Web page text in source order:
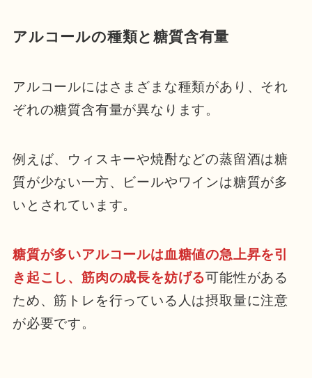
アルコールの種類と糖質含有量
アルコールにはさまざまな種類があり、それ
ぞれの糖質含有量が異なります。
例えば、ウィスキーや焼酎などの蒸留酒は糖
質が少ない一方、ビールやワインは糖質が多
いとされています。
糖質が多いアルコールは血糖値の急上昇を引
き起こし、筋肉の成長を妨げる可能性がある
ため、筋トレを行っている人は摂取量に注意
が必要です。